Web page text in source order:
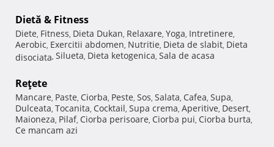
Dietă & Fitness
Diete, Fitness, Dieta Dukan, Relaxare, Yoga, Intretinere,
Aerobic, Exercitii abdomen, Nutritie, Dieta de slabit, Dieta
disociata, Silueta, Dieta ketogenica, Sala de acasa
Reţete
Mancare, Paste, Ciorba, Peste, Sos, Salata, Cafea, Supa,
Dulceata, Tocanita, Cocktail, Supa crema, Aperitive, Desert,
Maioneza, Pilaf, Ciorba perisoare, Ciorba pui, Ciorba burta,
Ce mancam azi